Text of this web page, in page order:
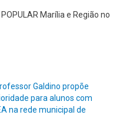
Marília e Região no
Galdino propõe
para alunos com
na rede municipal de